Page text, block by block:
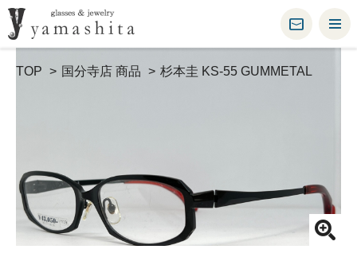
TOP 国分寺店 商品 杉本圭 KS-55 GUMMETAL